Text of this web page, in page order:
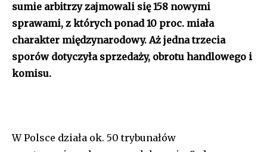
sumie arbitrzy zajmowali się 158 nowymi
sprawami, z których ponad 10 proc. miała
charakter międzynarodowy. Aż jedna trzecia
sporów dotyczyła sprzedaży, obrotu handlowego i
komisu.
W Polsce działa ok. 50 trybunałów